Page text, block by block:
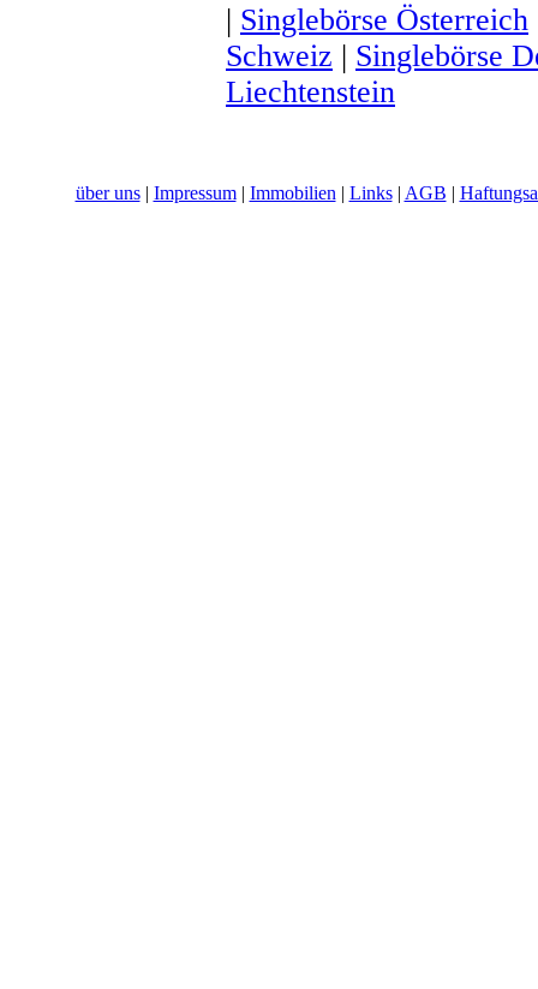
| Singlebörse Österreich
Schweiz | Singlebörse
Liechtenstein
über uns| Impressum| Immobilien | Links| AGB |